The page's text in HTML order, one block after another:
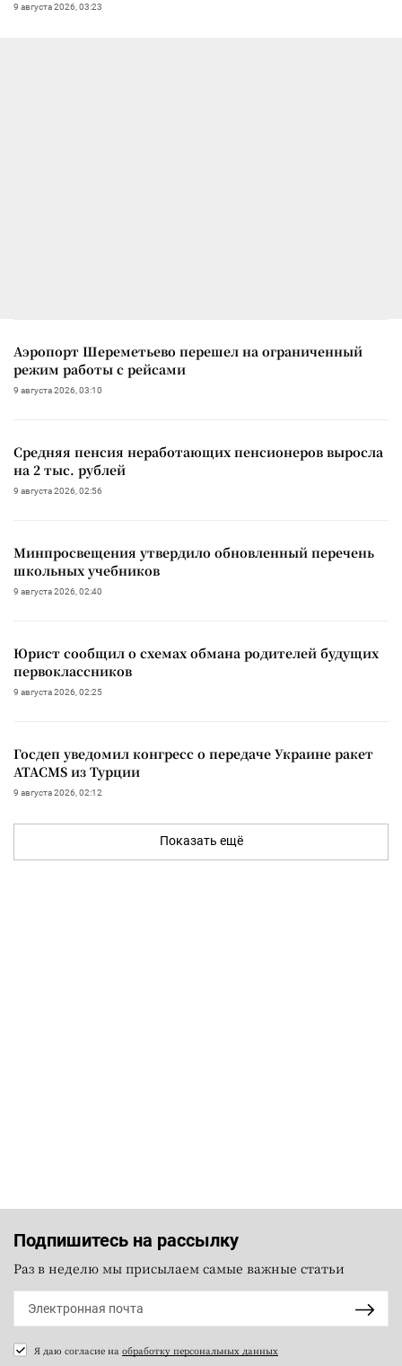
9 августа 2026, 03:23
Аэропорт Шереметьево перешел на ограниченный
режим работы с рейсами
9 августа 2026, 03:10
Средняя пенсия неработающих пенсионеров выросла
на 2 тыс. рублей
9 августа 2026, 02:56
Минпросвещения утвердило обновленный перечень
школьных учебников
9 августа 2026, 02:40
Юрист сообщил о схемах обмана родителей будущих
первоклассников
9 августа 2026, 02:25
Госдеп уведомил конгресс о передаче Украине ракет
ATACMS из Турции
9 августа 2026, 02:12
Показать ещё
Подпишитесь на рассылку
Раз в неделю мы присылаем самые важные статьи
Я даю согласие на обработку персональных данных